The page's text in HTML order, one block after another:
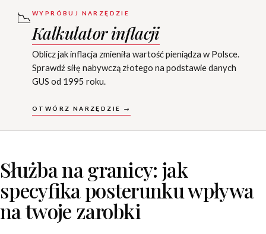
📉 WYPRÓBUJ NARZĘDZIE
Kalkulator inflacji
Oblicz jak inflacja zmieniła wartość pieniądza w Polsce.
Sprawdź siłę nabywczą złotego na podstawie danych
GUS od 1995 roku.
OTWÓRZ NARZĘDZIE →
Służba na granicy: jak
specyfika posterunku wpływa
na twoje zarobki